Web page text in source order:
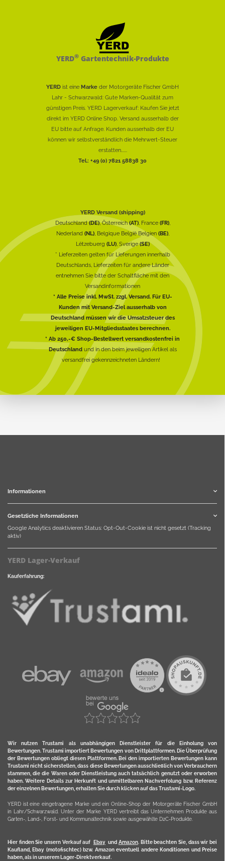
YERD®Gartentechnik-Produkte
YERD ist eine Marke der Motorgeräte Fischer GmbH
Lahr - Schwarzwald: Gute Marken-Qualität zum
günstigen Preis. YERD Lagerverkauf: Kaufen Sie jetzt
direkt im YERD Online Shop. Versand ausserhalb der
EU bitte auf Anfrage. Kunden ausserhalb der EU
können wir selbstverständlich die Mehrwert-Steuer
erstatten......
Tel.: +49 (0) 7821 58838 30
YERD Versand (shipping)
Deutschland(DE), Österreich(AT), France (FR),
Nederland (NL), Belgique België Belgien (BE),
Lëtzebuerg (LU), Sverige(SE)
* Lieferzeiten gelten für Lieferungen innerhalb
Deutschlands, Lieferzeiten für andere Länder
entnehmen Sie bitte der Schaltfläche mit den
Versandinformationen
* Alle Preise inkl. MwSt. zzgl. Versand. Für EU-
Kunden mit Versand-Ziel ausserhalb von
Deutschland müssen wir die Umsatzsteuer des
jeweiligen EU-Mitgliedsstaates berechnen.
* Ab 250,-€ Shop-Bestellwert versandkostenfrei in
Deutschlandund in den beim jeweiligen Artikel als
versandfrei gekennzeichneten Ländern!
Informationen
Gesetzliche Informationen
Google Analytics deaktivieren Status: Opt-Out-Cookie ist nicht gesetzt (Tracking
aktiv)
YERD Lager-Verkauf
Kauferfahrung:
Wir nutzen Trustami als unabhängigen Dienstleister für die Einholung von
Bewertungen. Trustami importiert Bewertungen von Drittplattformen. Die Überprüfung
der Bewertungen obliegt diesen Plattformen. Bei den importierten Bewertungen kann
Trustami nicht sicherstellen, dass diese Bewertungen ausschließlich von Verbrauchern
stammen, die die Waren oder Dienstleistung auch tatsächlich genutzt oder erworben
haben. Weitere Details zur Herkunft und unmittelbaren Nachverfolung bzw. Referenz
der einzelnen Bewertungen, erhalten Sie durch klicken auf das Trustami-Logo.
YERD ist eine eingetragene Marke und ein Online-Shop der Motorgeräte Fischer GmbH
in Lahr/Schwarzwald. Unter der Marke YERD vertreibt das Unternehmen Produkte aus
Garten-, Land-, Forst- und Kommunaltechnik sowie ausgewählte D2C-Produkte.
Hier finden Sie unsern Verkauf auf Ebayund Amazon. Bitte beachten Sie, dass wir bei
Kaufland, Ebay (motofischtec) bzw. Amazon eventuell andere Konditionen und Preise
haben, als in unserem Lager-Direktverkauf.